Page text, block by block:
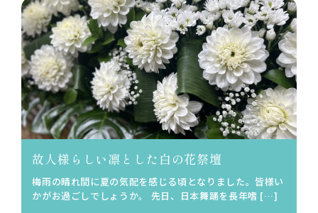
故人様らしい凛とした白の花祭壇
梅雨の晴れ間に夏の気配を感じる頃となりました。皆様い
かがお過ごしでしょうか。 先日、日本舞踊を長年嗜 […]